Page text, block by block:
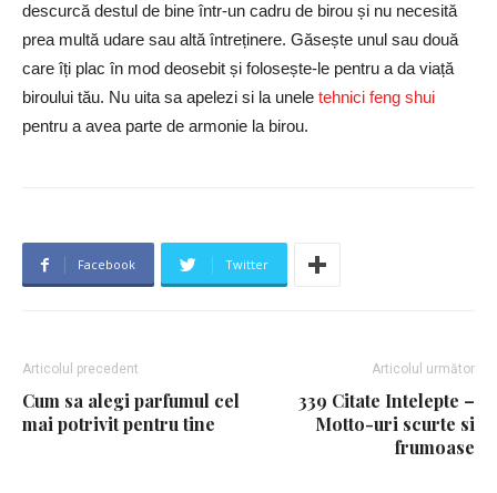
descurcă destul de bine într-un cadru de birou și nu necesită
prea multă udare sau altă întreținere. Găsește unul sau două
care îți plac în mod deosebit și folosește-le pentru a da viață
biroului tău. Nu uita sa apelezi si la unele tehnici feng shui
pentru a avea parte de armonie la birou.
Facebook Twitter
Articolul precedent
Cum sa alegi parfumul cel
mai potrivit pentru tine
Articolul următor
339 Citate Intelepte –
Motto-uri scurte si
frumoase